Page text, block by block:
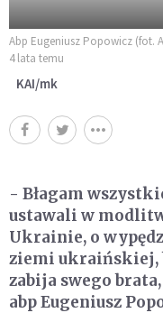
Abp Eugeniusz Popowicz (fot.
4 lata temu
KAI/mk
- Błagam
ustawali w
Ukrainie, o
ziemi ukraińskiej,
zabija swego
abp Eugeniusz